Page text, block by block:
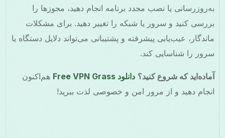
به‌روزرسانی یا نصب مجدد برنامه انجام دهید، مجوزها را
بررسی کنید و سرور یا شبکه را تغییر دهید. برای مشکلات
ماندگار، عیب‌یابی پیشرفته و پشتیبانی می‌تواند دلایل دستگاه یا
سرور را شناسایی کند.
آماده‌اید که شروع کنید؟ دانلود Free VPN Grass
هم‌اکنون
انجام دهید و از مرور امن و خصوصی لذت ببرید!